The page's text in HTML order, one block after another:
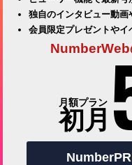
独自のインタビュー動
会員限定プレゼントやイ
NumberWeb
月額プラン
初月